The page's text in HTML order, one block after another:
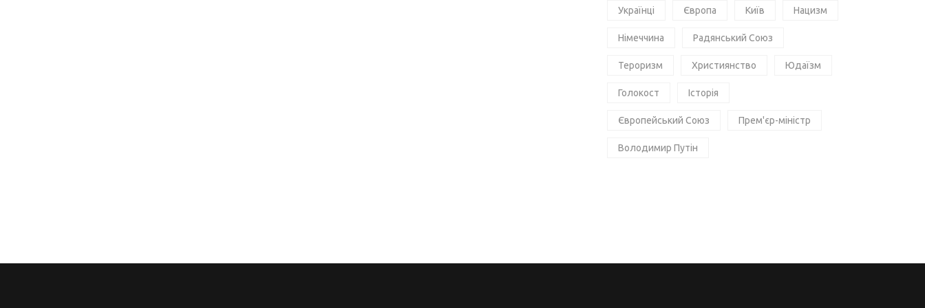
Українці Європа Київ Нацизм
Німеччина Радянський Союз
Тероризм Християнство Юдаїзм
Голокост Історія
Європейський Союз Прем'єр-міністр
Володимир Путін